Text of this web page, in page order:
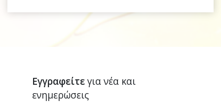
Εγγραφείτεγια νέα και
ενημερώσεις